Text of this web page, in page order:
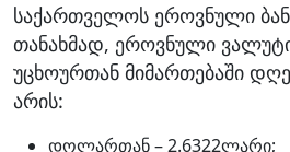
საქართველოს ეროვნული
თანახმად, ეროვნული
უცხოურთან მიმართებაში
არის:
დოლართან – 2.6322ლარი;